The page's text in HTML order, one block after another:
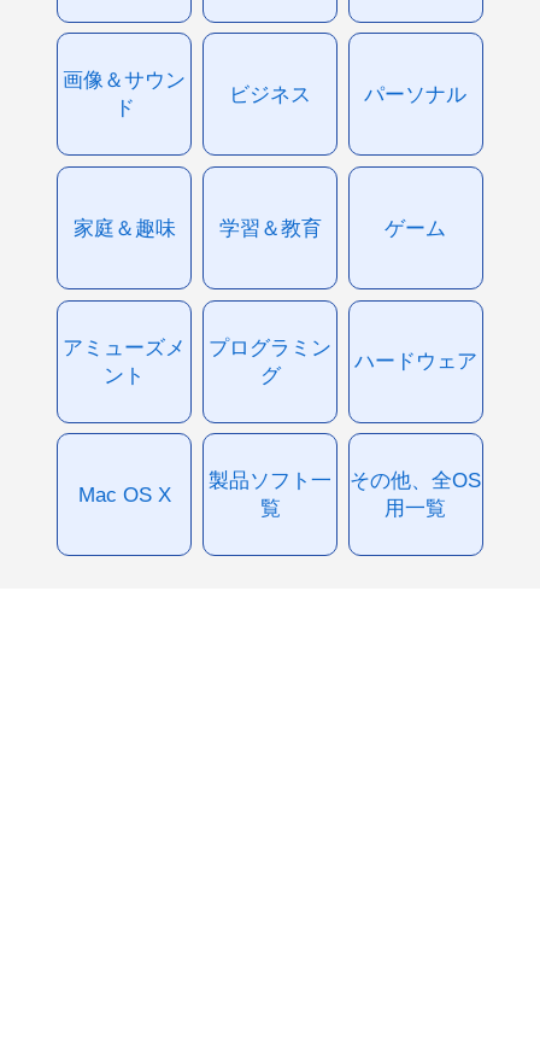
画像＆サウン
ド
ビジネス パーソナル
家庭＆趣味 学習＆教育 ゲーム
アミューズメ
ント
プログラミン
グ
ハードウェア
Mac OS X
製品ソフト一
覧
その他、全OS
用一覧